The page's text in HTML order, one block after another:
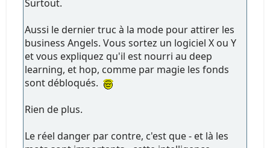
Surtout.
Aussi le dernier truc à la mode pour attirer les
business Angels. Vous sortez un logiciel X ou Y
et vous expliquez qu'il est nourri au deep
learning, et hop, comme par magie les fonds
sont débloqués.
Rien de plus.
Le réel danger par contre, c'est que - et là les